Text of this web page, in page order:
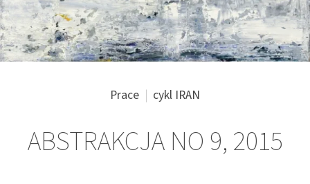
Prace cykl IRAN
ABSTRAKCJA NO 9, 2015